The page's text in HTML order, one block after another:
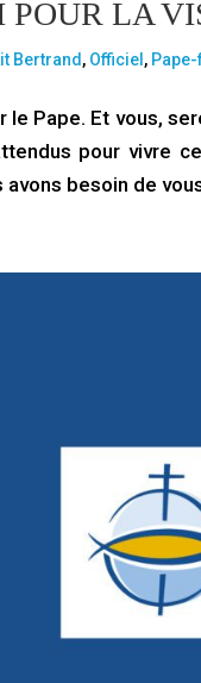
POUR LA
Bertrand , Officiel ,
le Pape. Et vous,
pour vivre
besoin de